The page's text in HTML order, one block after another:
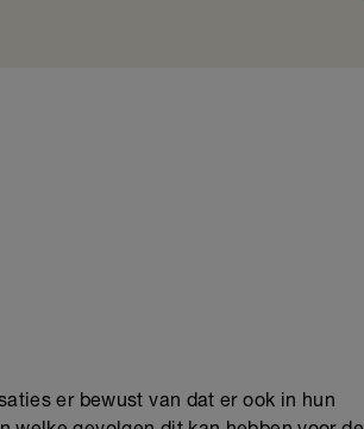
er bewust van dat er ook in hun